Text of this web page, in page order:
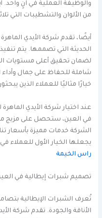
والوظيفة العملية في آنٍ
من الألوان والتشطيبات التي
أيضًا، تقدم شركة الأيدي
الحديثة التي تصممها. يتم
لضمان تحقيق أعلى مستويات
شاملة للحفاظ على جمال وأداء
خيارًا مثاليًا للعملاء الذين
عند اختيار شركة الأيدي
في العين، ستحصل على مزيج
الشركة خدمات مميزة بأسعار
يجعلها الخيار الأول للعملاء
راس الخيمة
تصميم شبرات إيطالية في
تُعرف الشبرات الإيطالية
الأناقة والجودة. تقدم شركة